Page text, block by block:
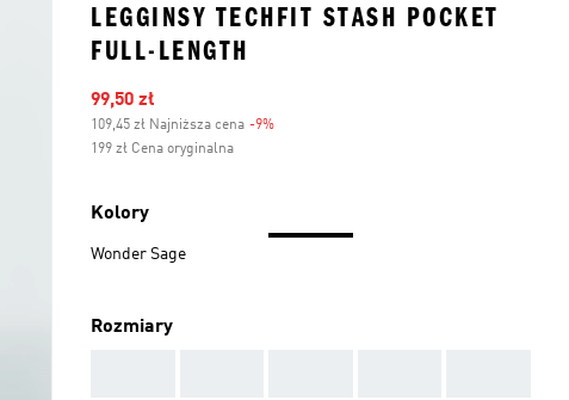
LEGGINSY TECHFIT STASH POCKET
FULL-LENGTH
Ceny na wyprzedaży
99,50 zł
109,45 zł Najniższa cena -9%
199 zł Cena oryginalna
Kolory
Wonder Sage
Rozmiary